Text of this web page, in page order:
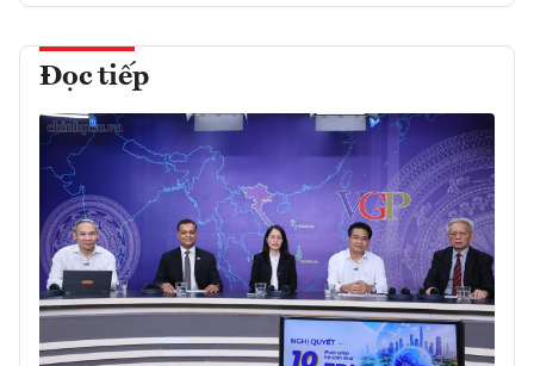
Đọc tiếp